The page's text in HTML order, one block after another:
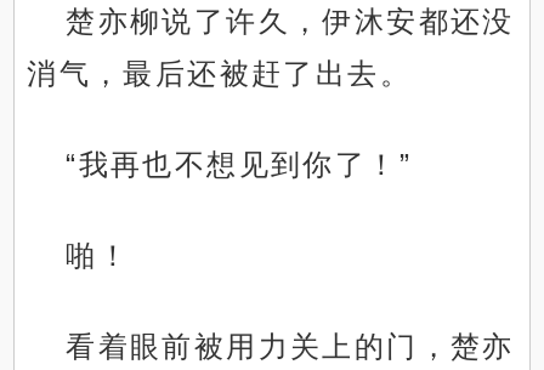
楚亦柳说了许久，伊沐安都还没
消气，最后还被赶了出去。
“我再也不想见到你了！”
啪！
看着眼前被用力关上的门，楚亦